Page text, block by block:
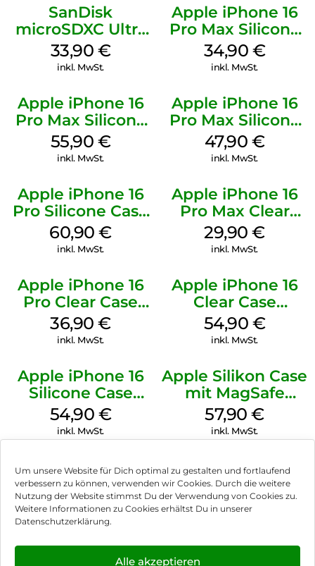
Um unsere Website für Dich optimal zu gestalten und fortlaufend
verbessern zu können, verwenden wir Cookies. Durch die weitere
Nutzung der Website stimmst Du der Verwendung von Cookies zu.
Weitere Informationen zu Cookies erhältst Du in unserer
Datenschutzerklärung.
Alle akzeptieren
SanDisk
microSDXC Ultra
128 GB + Adapter
Mobile
33,90 €
inkl. MwSt.
Apple iPhone 16
Pro Max Silicone
Case MagSafe
Denim
34,90 €
inkl. MwSt.
Apple iPhone 16
Pro Max Silicone
Case MagSafe
Stone Gray
55,90 €
inkl. MwSt.
Apple iPhone 16
Pro Max Silicone
Case MagSafe
Black
47,90 €
inkl. MwSt.
Apple iPhone 16
Pro Silicone Case
MagSafe Stone
Gray
60,90€
inkl. MwSt.
Apple iPhone 16
Pro Max Clear
Case MagSafe
Transparent
29,90€
inkl. MwSt.
Apple iPhone 16
Pro Clear Case
MagSafe
Transparent
36,90€
inkl. MwSt.
Apple iPhone 16
Clear Case
MagSafe
Transparent
54,90 €
inkl. MwSt.
Apple iPhone 16
Silicone Case
MagSafe Lake
Green
54,90 €
inkl. MwSt.
Apple Silikon Case
mit MagSafe
iPhone 14 Pro
(PRODUCT)RED
57,90€
inkl. MwSt.
Impressum